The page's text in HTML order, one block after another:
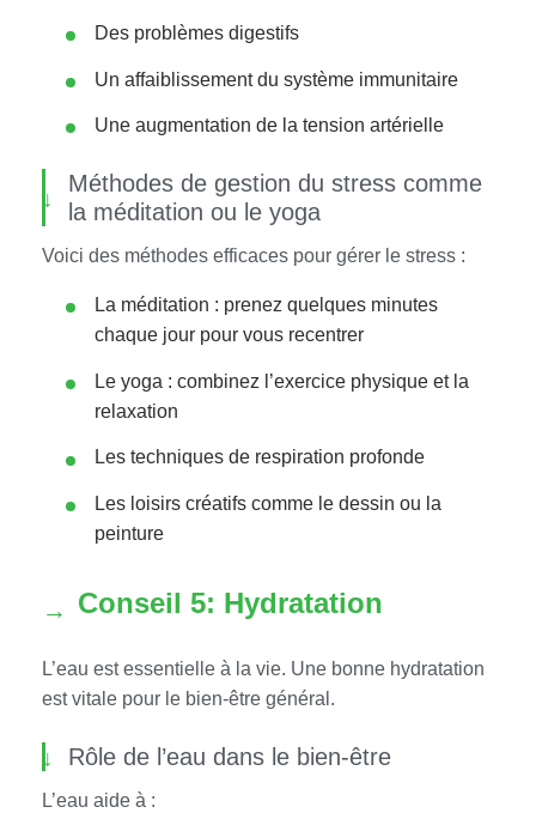
Des problèmes digestifs
Un affaiblissement du système immunitaire
Une augmentation de la tension artérielle
Méthodes de gestion du stress comme
la méditation ou le yoga
Voici des méthodes efficaces pour gérer le stress :
La méditation : prenez quelques minutes
chaque jour pour vous recentrer
Le yoga : combinez l’exercice physique et la
relaxation
Les techniques de respiration profonde
Les loisirs créatifs comme le dessin ou la
peinture
Conseil 5: Hydratation
L’eau est essentielle à la vie. Une bonne hydratation
est vitale pour le bien-être général.
Rôle de l’eau dans le bien-être
L’eau aide à :